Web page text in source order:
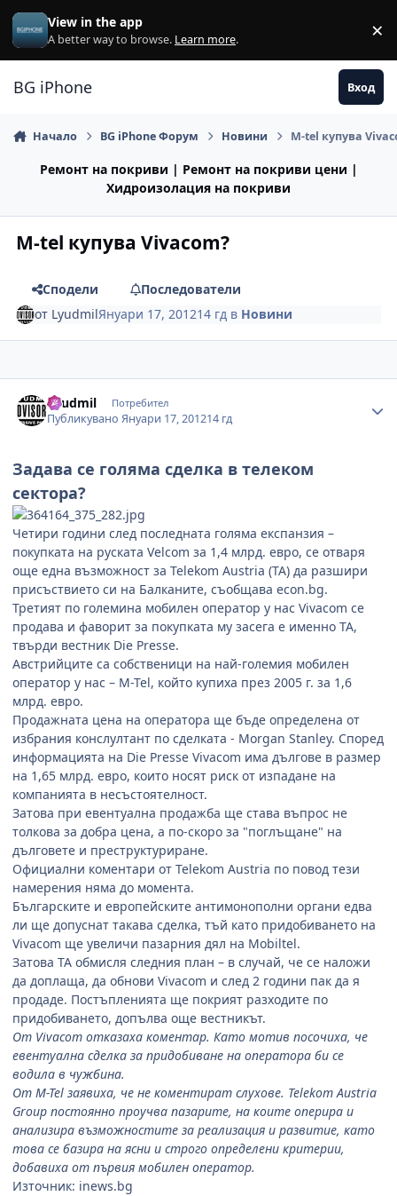
Премини към съдържанието
View in the app
A better way to browse. Learn more. ×
BG iPhone Вход
Начало BG iPhone Форум Новини M-tel купува
Ремонт на покриви | Ремонт на покриви цени |
Хидроизолация на покриви
M-tel купува Vivacom?
Сподели
Последователи
от LyudmilЯнуари 17, 201214 гд в Новини
Lyudmil Потребител
ПубликуваноЯнуари 17, 201214 гд
Задава се голяма сделка в телеком
сектора?
Четири години след последната голяма експанзия –
покупката на руската Velcom за 1,4 млрд. евро, се отваря
още една възможност за Telekom Austria (TA) да разшири
присъствието си на Балканите, съобщава econ.bg.
Третият по големина мобилен оператор у нас Vivacom се
продава и фаворит за покупката му засега е именно TA,
твърди вестник Die Presse.
Австрийците са собственици на най-големия мобилен
оператор у нас – M-Tel, който купиха през 2005 г. за 1,6
млрд. евро.
Продажната цена на оператора ще бъде определена от
избрания конслултант по сделката - Morgan Stanley. Според
информацията на Die Presse Vivacom има дългове в размер
на 1,65 млрд. евро, които носят риск от изпадане на
компанията в несъстоятелност.
Затова при евентуална продажба ще става въпрос не
толкова за добра цена, а по-скоро за "поглъщане" на
дълговете и преструктуриране.
Официални коментари от Telekom Austria по повод тези
намерения няма до момента.
Българските и европейските антимонополни органи едва
ли ще допуснат такава сделка, тъй като придобиването на
Vivacom ще увеличи пазарния дял на Mobiltel.
Затова TA обмисля следния план – в случай, че се наложи
да доплаща, да обнови Vivacom и след 2 години пак да я
продаде. Постъпленията ще покрият разходите по
придобиването, допълва още вестникът.
От Vivacom отказаха коментар. Като мотив посочиха, че
евентуална сделка за придобиване на оператора би се
водила в чужбина.
От M-Tel заявиха, че не коментират слухове. Telekom Austria
Group постоянно проучва пазарите, на коите оперира и
анализира възможностите за реализация и развитие, като
това се базира на ясни и строго определени критерии,
добавиха от първия мобилен оператор.
Източник: inews.bg